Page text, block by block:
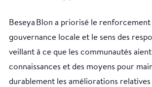
Beseya Blon a priorisé le renforcement
gouvernance locale et le sens des
veillant à ce que les communautés
connaissances et des moyens pour
durablement les améliorations relatives